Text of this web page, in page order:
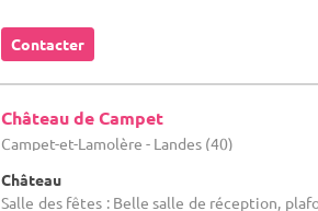
Contacter
Château de Campet
Campet-et-Lamolère - Landes (40)
Château
Salle des fêtes : Belle salle de réception,